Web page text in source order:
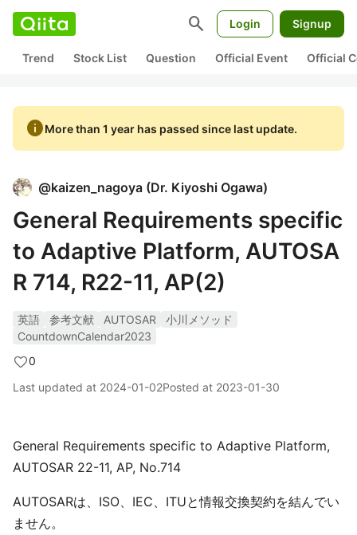
search Login Signup
Trend Stock List Question Official Event Official
infoMore than 1 year has passed since last update.
@kaizen_nagoya (Dr. Kiyoshi Ogawa)
General Requirements specific
to Adaptive Platform, AUTOSA
R 714, R22-11, AP(2)
英語 参考文献 AUTOSAR
小川メソッド
CountdownCalendar2023
0
Last updated at 2024-01-02Posted at 2023-01-30
General Requirements specific to Adaptive Platform,
AUTOSAR 22-11, AP, No.714
AUTOSARは、ISO、IEC、ITUと情報交換契約を結んでい
ません。